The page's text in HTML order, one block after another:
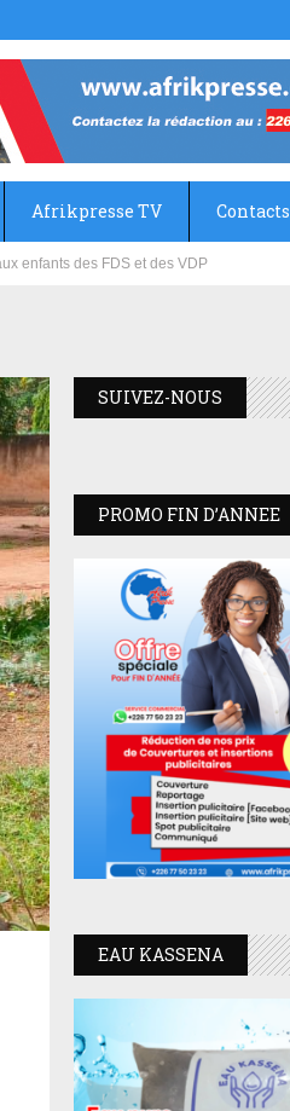
Afrikpresse TV Contacts
SUIVEZ-NOUS
PROMO FIN D’ANNEE
EAU KASSENA